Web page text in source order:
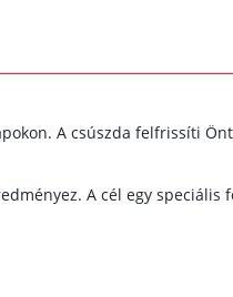
A csúszda felfrissíti
A cél egy